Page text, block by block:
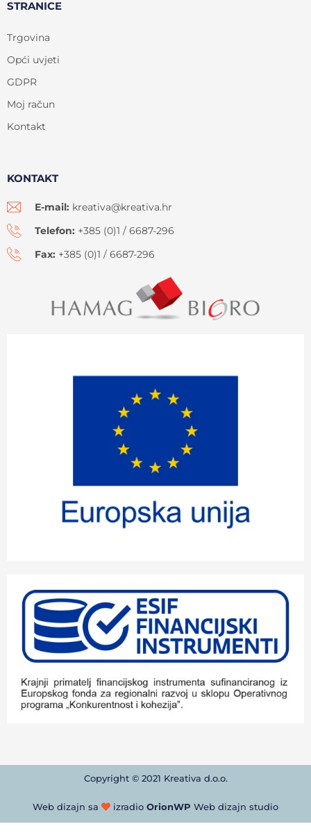
STRANICE
Trgovina
Opći uvjeti
GDPR
Moj račun
Kontakt
KONTAKT
E-mail: kreativa@kreativa.hr
Telefon: +385 (0)1 / 6687-296
Fax: +385 (0)1 / 6687-296
Copyright © 2021 Kreativa d.o.o.
Web dizajn sa izradio OrionWP Web dizajn studio